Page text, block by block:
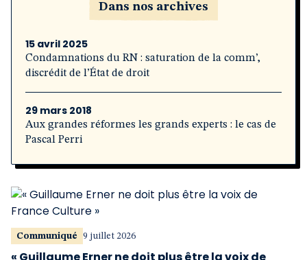
Dans nos archives
15 avril 2025
Condamnations du RN : saturation de la comm’,
discrédit de l’État de droit
29 mars 2018
Aux grandes réformes les grands experts : le cas de
Pascal Perri
Communiqué 9 juillet 2026